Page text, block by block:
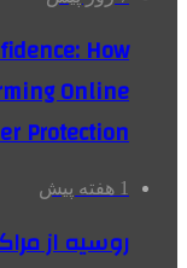
How
Online
Protection
1 هفته پیش
روسیه از